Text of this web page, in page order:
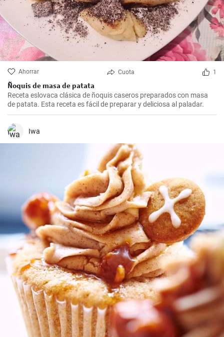
Ahorrar Cuota 1
Ñoquis de masa de patata
Receta eslovaca clásica de ñoquis caseros preparados con masa
de patata. Esta receta es fácil de preparar y deliciosa al paladar.
Iwa